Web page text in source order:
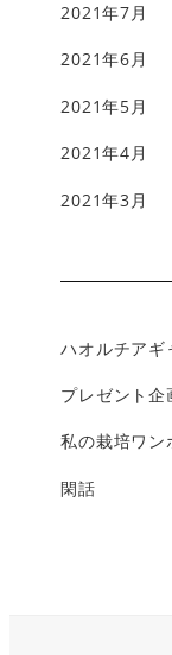
2021年7月
2021年6月
2021年5月
2021年4月
2021年3月
ハオルチアギ
プレゼント企
私の栽培ワン
閑話